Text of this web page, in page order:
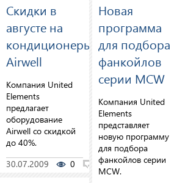
Скидки в
августе на
кондиционеры
Airwell
Компания United
Elements
предлагает
оборудование
Airwell со скидкой
до 40%.
30.07.2009
0 0
Новая
программа
для подбора
фанкойлов
серии MCW
Компания United
Elements
представляет
новую программу
для подбора
фанкойлов серии
MCW.